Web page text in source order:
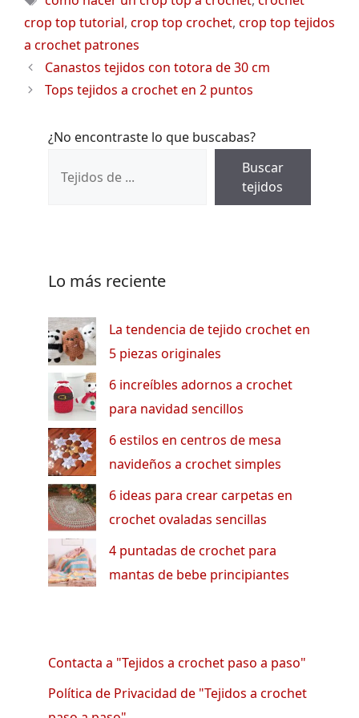
crop top tutorial, crop top crochet, crop top tejidos
a crochet patrones
Canastos tejidos con totora de 30 cm
Tops tejidos a crochet en 2 puntos
¿No encontraste lo que buscabas?
Buscar
tejidos
Lo más reciente
La tendencia de tejido crochet en
5 piezas originales
6 increíbles adornos a crochet
para navidad sencillos
6 estilos en centros de mesa
navideños a crochet simples
6 ideas para crear carpetas en
crochet ovaladas sencillas
4 puntadas de crochet para
mantas de bebe principiantes
Contacta a "Tejidos a crochet paso a paso"
Política de Privacidad de "Tejidos a crochet